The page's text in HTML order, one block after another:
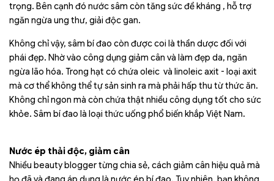
trọng. Bên cạnh đó nước sâm còn tăng sức đề kháng , hỗ trợ
ngăn ngừa ung thư, giải độc gan.
Không chỉ vậy, sâm bí đao còn được coi là thần dược đối với
phái đẹp. Nhờ vào công dụng giảm cân và làm đẹp da, ngăn
ngừa lão hóa. Trong hạt có chứa oleic và linoleic axit - loại axit
mà cơ thể không thể tự sản sinh ra mà phải hấp thu từ thức ăn.
Không chỉ ngon mà còn chứa thật nhiều công dụng tốt cho sức
khỏe. Sâm bí đao là loại thức uống phổ biến khắp Việt Nam.
Nước ép thải độc, giảm cân
Nhiều beauty blogger từng chia sẻ, cách giảm cân hiệu quả mà